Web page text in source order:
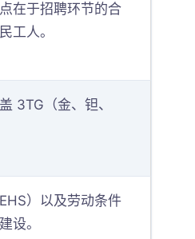
在于招聘环节的合
工人。
3TG（金、钽、
）以及劳动条件
设。